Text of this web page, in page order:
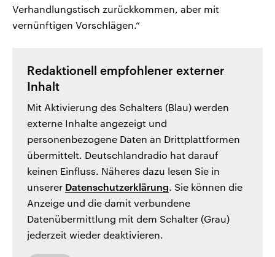
Verhandlungstisch zurückkommen, aber mit
vernünftigen Vorschlägen.“
Redaktionell empfohlener externer
Inhalt
Mit Aktivierung des Schalters (Blau) werden
externe Inhalte angezeigt und
personenbezogene Daten an Drittplattformen
übermittelt. Deutschlandradio hat darauf
keinen Einfluss. Näheres dazu lesen Sie in
unserer Datenschutzerklärung. Sie können die
Anzeige und die damit verbundene
Datenübermittlung mit dem Schalter (Grau)
jederzeit wieder deaktivieren.